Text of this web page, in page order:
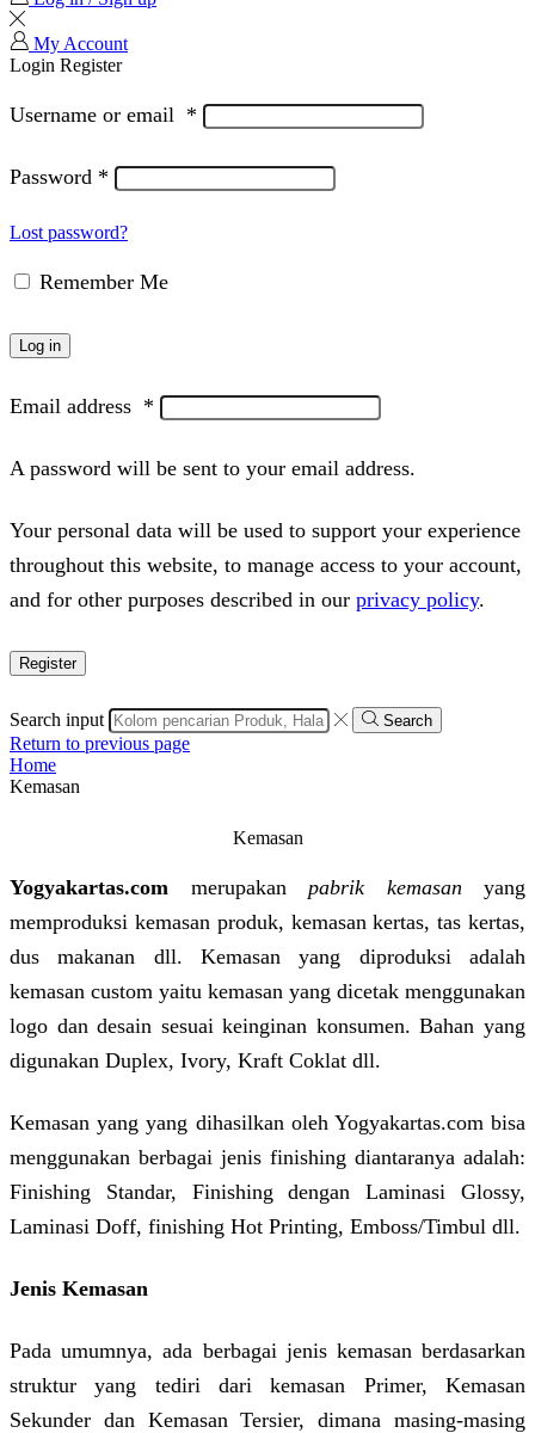
My Account
Login Register
Username or email *
Password *
Lost password?
Remember Me
Log in
Email address *
A password will be sent to your email address.
Your personal data will be used to support your experience
throughout this website, to manage access to your account,
and for other purposes described in our privacy policy.
Register
Search input Search
Return to previous page
Home
Kemasan
Kemasan
Yogyakartas.com merupakan pabrik kemasan yang
memproduksi kemasan produk, kemasan kertas, tas kertas,
dus makanan dll. Kemasan yang diproduksi adalah
kemasan custom yaitu kemasan yang dicetak menggunakan
logo dan desain sesuai keinginan konsumen. Bahan yang
digunakan Duplex, Ivory, Kraft Coklat dll.
Kemasan yang yang dihasilkan oleh Yogyakartas.com bisa
menggunakan berbagai jenis finishing diantaranya adalah:
Finishing Standar, Finishing dengan Laminasi Glossy,
Laminasi Doff, finishing Hot Printing, Emboss/Timbul dll.
Jenis Kemasan
Pada umumnya, ada berbagai jenis kemasan berdasarkan
struktur yang tediri dari kemasan Primer, Kemasan
Sekunder dan Kemasan Tersier, dimana masing-masing